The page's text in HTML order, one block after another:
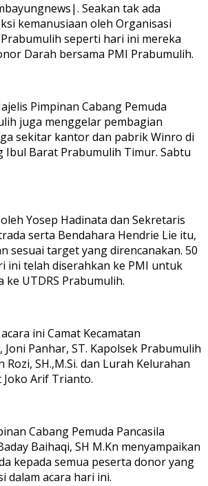
Seakan tak ada
kemanusiaan oleh Organisasi
Prabumulih seperti hari ini mereka
Darah bersama PMI Prabumulih.
Pimpinan Cabang Pemuda
juga menggelar pembagian
sekitar kantor dan pabrik Winro di
Ibul Barat Prabumulih Timur. Sabtu
Yosep Hadinata dan Sekretaris
serta Bendahara Hendrie Lie itu,
sesuai target yang direncanakan. 50
ini telah diserahkan ke PMI untuk
ke UTDRS Prabumulih.
ini Camat Kecamatan
Panhar, ST. Kapolsek Prabumulih
Rozi, SH.,M.Si. dan Lurah Kelurahan
Arif Trianto.
Cabang Pemuda Pancasila
Baihaqi, SH M.Kn menyampaikan
kepada semua peserta donor yang
dalam acara hari ini.